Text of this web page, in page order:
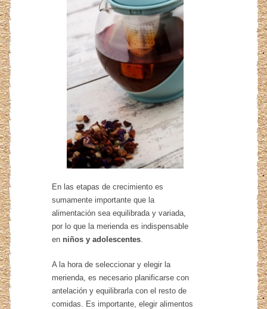
En las etapas de crecimiento es
sumamente importante que la
alimentación sea equilibrada y variada,
por lo que la merienda es indispensable
en niños y adolescentes
A la hora de seleccionar y elegir la
merienda, es necesario planificarse con
antelación y equilibrarla con el resto de
comidas. Es importante, elegir alimentos